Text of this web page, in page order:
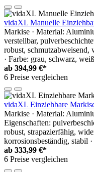
vidaXL Manuelle
Markise · Material:
verstellbar,
robust, schmutzabweisend,
· Farbe: grau, schwarz,
ab 394,99 €*
6 Preise vergleichen
vidaXL Einziehbare
Markise · Material:
Eigenschaften:
robust, strapazierfähig,
korrosionsbeständig, stabil
ab 333,99 €*
6 Preise vergleichen